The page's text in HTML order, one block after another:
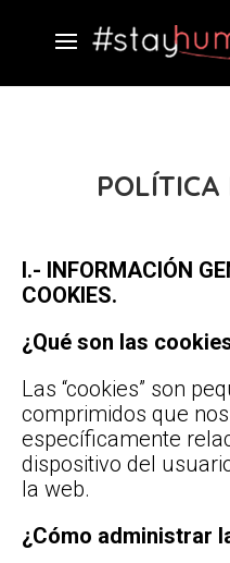
POLÍTICA
I.- INFORMACIÓN
COOKIES.
¿Qué son las
Las “cookies” son
comprimidos que
específicamente
dispositivo del
la web.
¿Cómo administrar